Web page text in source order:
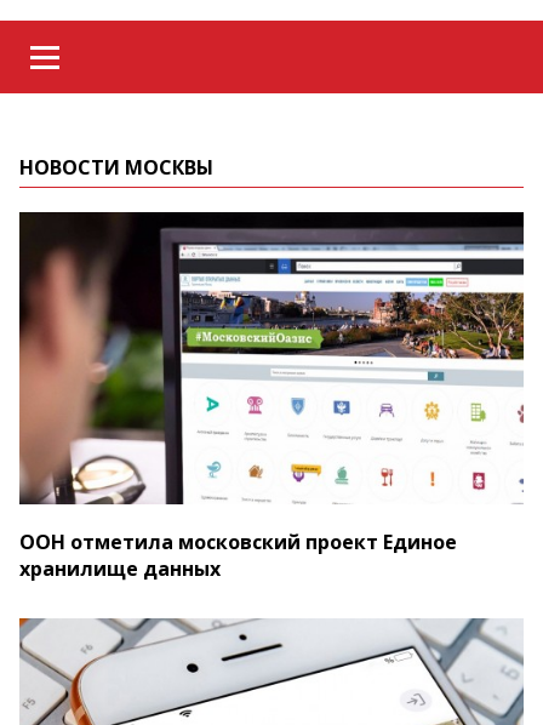
НОВОСТИ МОСКВЫ
ООН отметила московский проект Единое
хранилище данных